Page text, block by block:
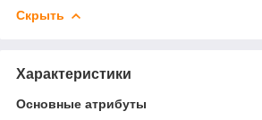
Скрыть
Характеристики
Основные атрибуты